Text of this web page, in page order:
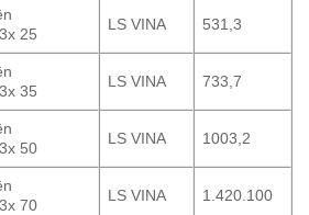
25
LS VINA 531,3
35
LS VINA 733,7
50
LS VINA 1003,2
70
LS VINA 1.420.100